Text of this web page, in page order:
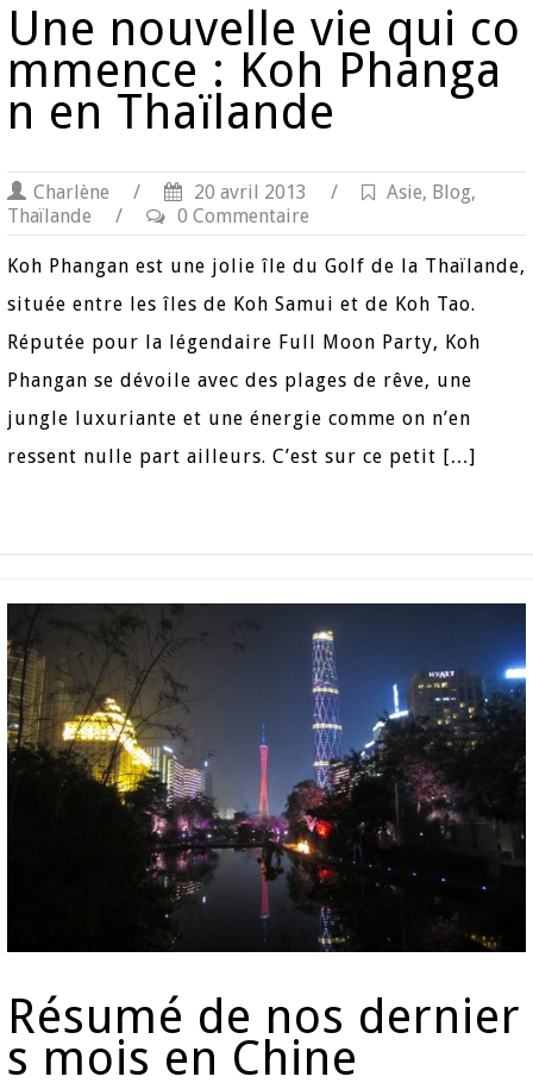
Une nouvelle vie qui co
mmence : Koh Phanga
n en Thaïlande
Charlène / 20 avril 2013 / Asie, Blog,
Thaïlande
/ 0 Commentaire
Koh Phangan est une jolie île du Golf de la Thaïlande,
située entre les îles de Koh Samui et de Koh Tao.
Réputée pour la légendaire Full Moon Party, Koh
Phangan se dévoile avec des plages de rêve, une
jungle luxuriante et une énergie comme on n’en
ressent nulle part ailleurs. C’est sur ce petit […]
Résumé de nos dernier
s mois en Chine